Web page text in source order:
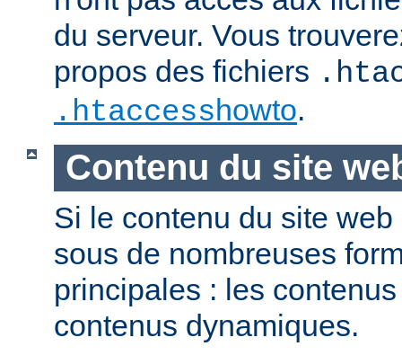
du serveur. Vous
propos des fichiers
.htaccesshowto.
Contenu du site
Si le contenu du site
sous de nombreuses
principales : les
contenus dynamiques.